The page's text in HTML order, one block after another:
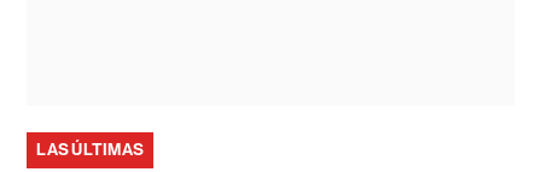
LAS ÚLTIMAS